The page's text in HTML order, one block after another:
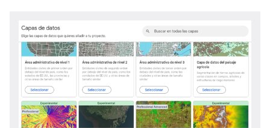
cuenta
Mobile]
Menú
a
la
navegación